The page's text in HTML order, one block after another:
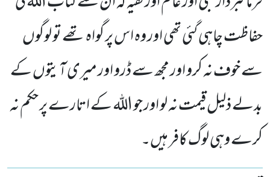
حفاظت چاہی گئی تھی اور وہ اس پر گواہ تھے تو لوگوں
سے خوف نہ کرو اور مجھ سے ڈرو اور میری آیتوں کے
بدلے ذلیل قیمت نہ لو اور جو اللہ کے اتارے پر حکم نہ
کرے وہی لوگ کافر ہیں۔